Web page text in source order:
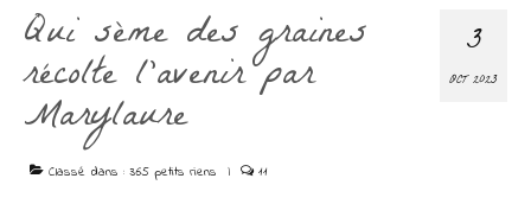
Découvrir
Contact
3
OCT 2023
Qui sème des graines
récolte l’avenir par
Marylaure
Classé dans : 365 petits riens | 11